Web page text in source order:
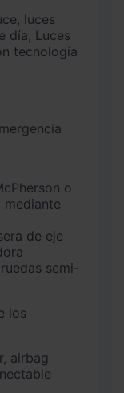
día, Luces
tecnología
de eje
semi-